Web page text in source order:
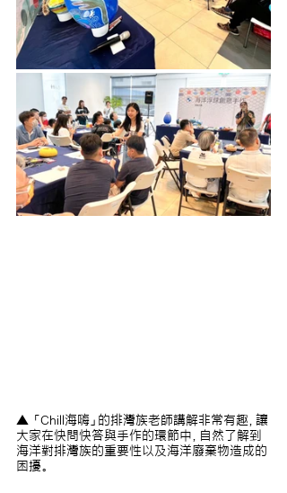
▲ 「Chill海嗨」的排灣族老師講解非常有趣，讓
大家在快問快答與手作的環節中，自然了解到
海洋對排灣族的重要性以及海洋廢棄物造成的
困擾。